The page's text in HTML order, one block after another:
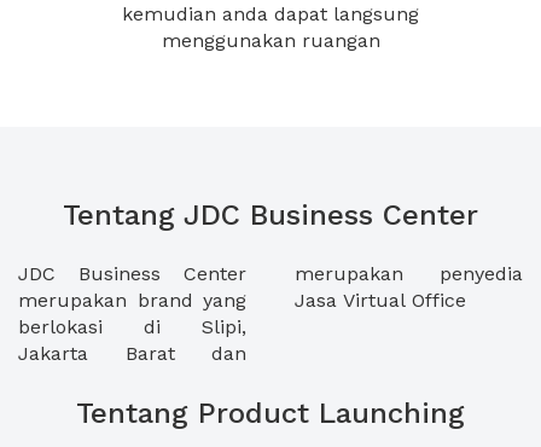
kemudian anda dapat langsung
menggunakan ruangan
Tentang JDC Business Center
JDC Business Center
merupakan brand yang
berlokasi di Slipi,
Jakarta Barat dan
merupakan penyedia
Jasa Virtual Office
Tentang Product Launching